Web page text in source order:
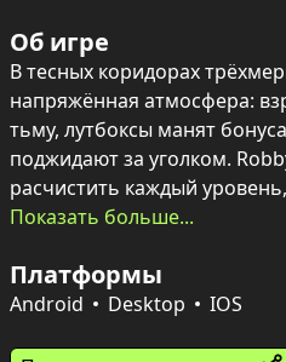
Об игре
В тесных коридорах
напряжённая атмосфера:
тьму, лутбоксы манят
поджидают за уголком.
расчистить каждый
призраков, чтобы открыть
Игровой мир сочетает
Показать больше...
Платформы
Android Desktop IOS